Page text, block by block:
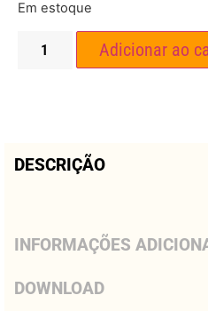
Em estoque
Adicionar ao
DESCRIÇÃO
INFORMAÇÕES
DOWNLOAD